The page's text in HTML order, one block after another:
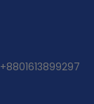
+8801613899297